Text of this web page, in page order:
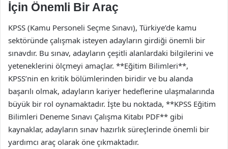
İçin Önemli Bir Araç
KPSS (Kamu Personeli Seçme Sınavı), Türkiye’de kamu
sektöründe çalışmak isteyen adayların girdiği önemli bir
sınavdır. Bu sınav, adayların çeşitli alanlardaki bilgilerini ve
yeteneklerini ölçmeyi amaçlar. **Eğitim Bilimleri**,
KPSS’nin en kritik bölümlerinden biridir ve bu alanda
başarılı olmak, adayların kariyer hedeflerine ulaşmalarında
büyük bir rol oynamaktadır. İşte bu noktada, **KPSS Eğitim
Bilimleri Deneme Sınavı Çalışma Kitabı PDF** gibi
kaynaklar, adayların sınav hazırlık süreçlerinde önemli bir
yardımcı araç olarak öne çıkmaktadır.